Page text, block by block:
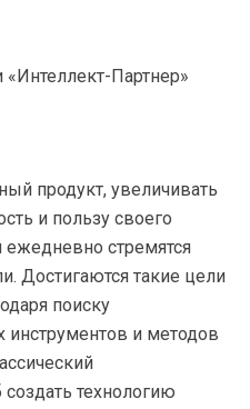
Партнер»
продукт, увеличивать
и пользу своего
стремятся
Достигаются такие цели
поиску
и методов
технологию